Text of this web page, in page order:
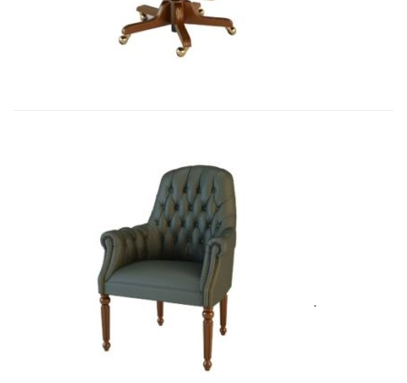
8 283,45€
Art&Moble 01013F Кресло посетит�...
4 928,80